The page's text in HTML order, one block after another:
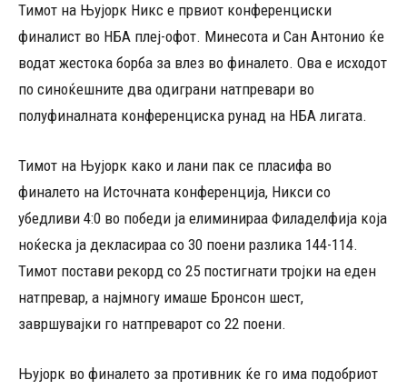
Тимот на Њујорк Никс е првиот конференциски
финалист во НБА плеј-офот. Минесота и Сан Антонио ќе
водат жестока борба за влез во финалето. Ова е исходот
по синоќешните два одиграни натпревари во
полуфиналната конференциска рунад на НБА лигата.
Тимот на Њујорк како и лани пак се пласифа во
финалето на Источната конференција, Никси со
убедливи 4:0 во победи ја елиминираа Филаделфија која
ноќеска ја декласираа со 30 поени разлика 144-114.
Тимот постави рекорд со 25 постигнати тројки на еден
натпревар, а најмногу имаше Бронсон шест,
завршувајки го натпреварот со 22 поени.
Њујорк во финалето за противник ќе го има подобриот